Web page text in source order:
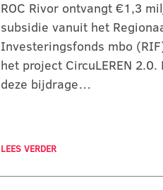
ROC Rivor ontvangt €1,3
subsidie vanuit het
Investeringsfonds mbo
het project CircuLEREN 2.0.
deze bijdrage…
LEES VERDER